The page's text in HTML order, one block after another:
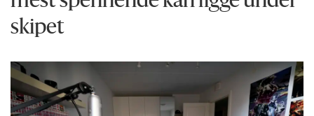
skipet